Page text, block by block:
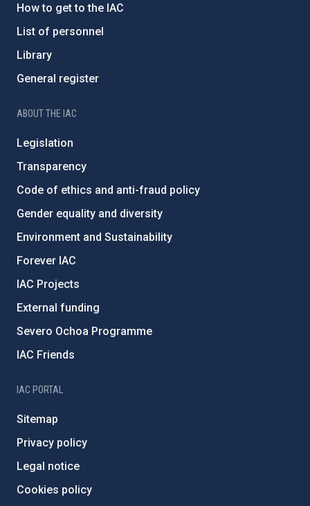
How to get to the IAC
List of personnel
Library
General register
ABOUT THE IAC
Legislation
Transparency
Code of ethics and anti-fraud policy
Gender equality and diversity
Environment and Sustainability
Forever IAC
IAC Projects
External funding
Severo Ochoa Programme
IAC Friends
IAC PORTAL
Sitemap
Privacy policy
Legal notice
Cookies policy